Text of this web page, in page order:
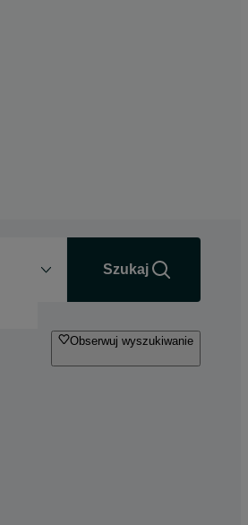
Szukaj
Obserwuj wyszukiwanie